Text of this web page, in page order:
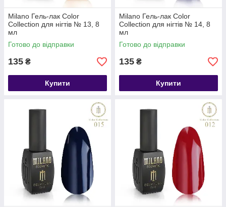
Milano Гель-лак Color
Collection для нігтів № 13, 8
мл
Готово до відправки
135 ₴
Купити
Milano Гель-лак Color
Collection для нігтів № 14, 8
мл
Готово до відправки
135 ₴
Купити